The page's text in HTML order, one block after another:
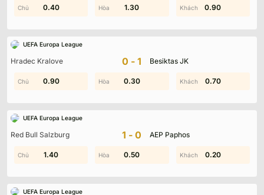
0.50 0.80 2.00
0.40 1.30 0.90
UEFA Europa League
Hradec Kralove 0-1 Besiktas JK
1.80 0.20 0.70
0.90 0.30 0.70
UEFA Europa League
Red Bull Salzburg 1-0 AEP Paphos
1.80 1.00 0.50
1.40 0.50 0.20
UEFA Europa League